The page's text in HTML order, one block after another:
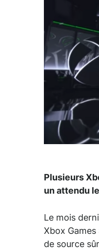
Plusieurs
un attendu
Le mois
Xbox
de source